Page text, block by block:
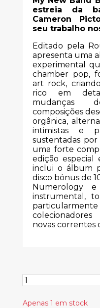
estreia da
Cameron
seu trabalho
Editado pela
apresenta uma
experimental
chamber pop,
art rock,
rico em
mudanças
composições
orgânica,
intimistas e
sustentadas por
uma forte
edição especial
inclui o álbum
disco bónus de
Numerology
instrumental,
novas correntes
Apenas 1 em stock